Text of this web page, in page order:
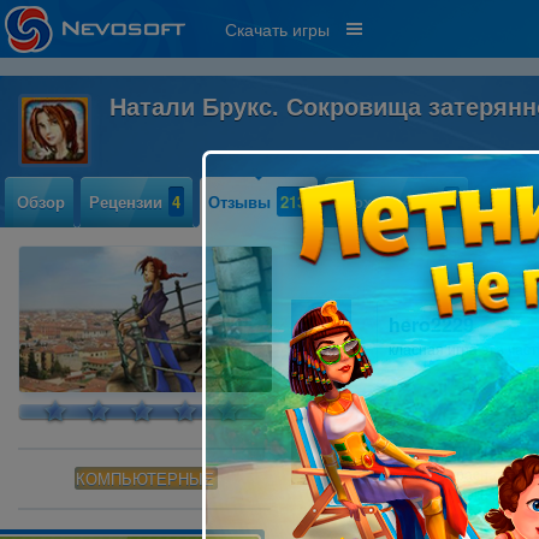
Скачать игры
Натали Брукс. Сокровища
Обзор Рецензии 4 Отзывы 213 Прохождение 0
КОМПЬЮТЕРНЫЕ
hero2229
класная игра эта
Леся Тягно
Игра прекрасная.
"Натали Брукс тайна
лучше.